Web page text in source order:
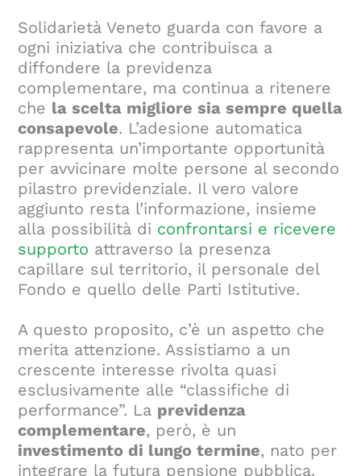
Solidarietà Veneto guarda con favore a
ogni iniziativa che contribuisca a
diffondere la previdenza
complementare, ma continua a ritenere
che la scelta migliore sia sempre quella
consapevole. L’adesione automatica
rappresenta un’importante opportunità
per avvicinare molte persone al secondo
pilastro previdenziale. Il vero valore
aggiunto resta l’informazione, insieme
alla possibilità di confrontarsi e ricevere
supporto attraverso la presenza
capillare sul territorio, il personale del
Fondo e quello delle Parti Istitutive.
A questo proposito, c’è un aspetto che
merita attenzione. Assistiamo a un
crescente interesse rivolta quasi
esclusivamente alle “classifiche di
performance”. La previdenza
complementare, però, è un
investimento di lungo termine, nato per
integrare la futura pensione pubblica.